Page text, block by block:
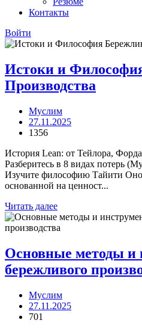
Контакты
Войти
Истоки и
Производства
Муслим
27.11.2025
1356
История Lean: от Тейлора,
Разберитесь в 8 видах потерь
Изучите философию Тайити
основанной на ценност...
Читать далее
Основные методы и
бережливого
Муслим
27.11.2025
701